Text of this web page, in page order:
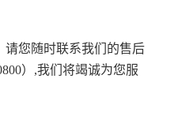
请您随时联系我们的售后
）,我们将竭诚为您服